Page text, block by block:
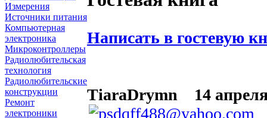
Измерения
Источники питания
Компьютерная
электроника
Микроконтроллеры
Радиолюбительская
технология
Радиолюбительские
конструкции
Ремонт
электроники
Написать в гостевую
TiaraDrymn 14